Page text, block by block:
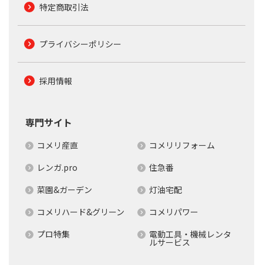
特定商取引法
プライバシーポリシー
採用情報
専門サイト
コメリ産直
コメリリフォーム
レンガ.pro
住急番
菜園&ガーデン
灯油宅配
コメリハード&グリーン
コメリパワー
プロ特集
電動工具・機械レンタ
ルサービス